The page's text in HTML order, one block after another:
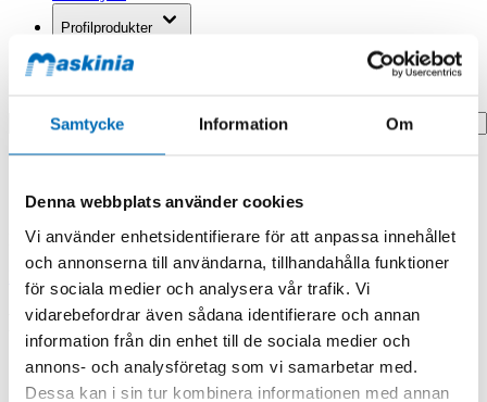
Samtycke Information Om
Denna webbplats använder cookies
Vi använder enhetsidentifierare för att anpassa innehållet
och annonserna till användarna, tillhandahålla funktioner
för sociala medier och analysera vår trafik. Vi
vidarebefordrar även sådana identifierare och annan
information från din enhet till de sociala medier och
annons- och analysföretag som vi samarbetar med.
Dessa kan i sin tur kombinera informationen med annan
Profilprodukter
Fyndhörna
Filter
Produkten finns i följande kategorier:
Filter